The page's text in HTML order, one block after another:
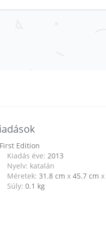
First Edition
Kiadás éve: 2013
Nyelv: katalán
Méretek: 31.8 cm x 45.7 cm x
Súly: 0.1 kg